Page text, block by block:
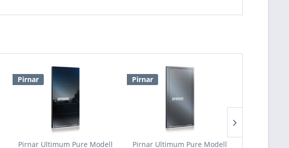
Pirnar
Pirnar Ultimum Pure Modell
Pirnar
Pirnar Ultimum Pure Modell